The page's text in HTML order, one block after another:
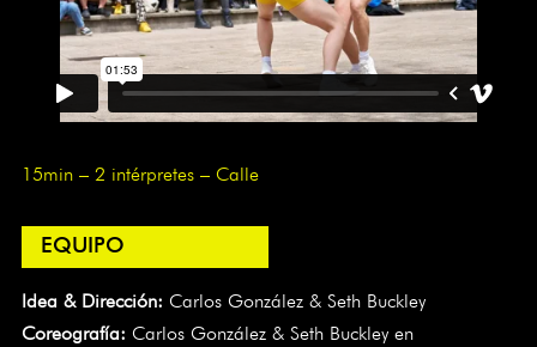
15min – 2 intérpretes – Calle
EQUIPO
Idea & Dirección: Carlos González & Seth Buckley
Coreografía: Carlos González & Seth Buckley en